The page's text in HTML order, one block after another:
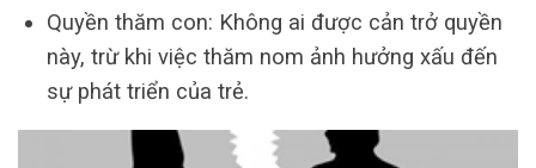
Quyền thăm con: Không ai được cản trở quyền
này, trừ khi việc thăm nom ảnh hưởng xấu đến
sự phát triển của trẻ.